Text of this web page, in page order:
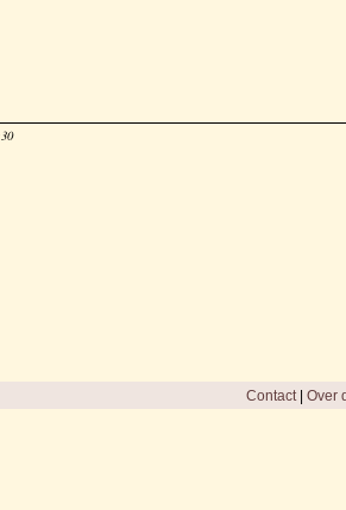
Contact| Over